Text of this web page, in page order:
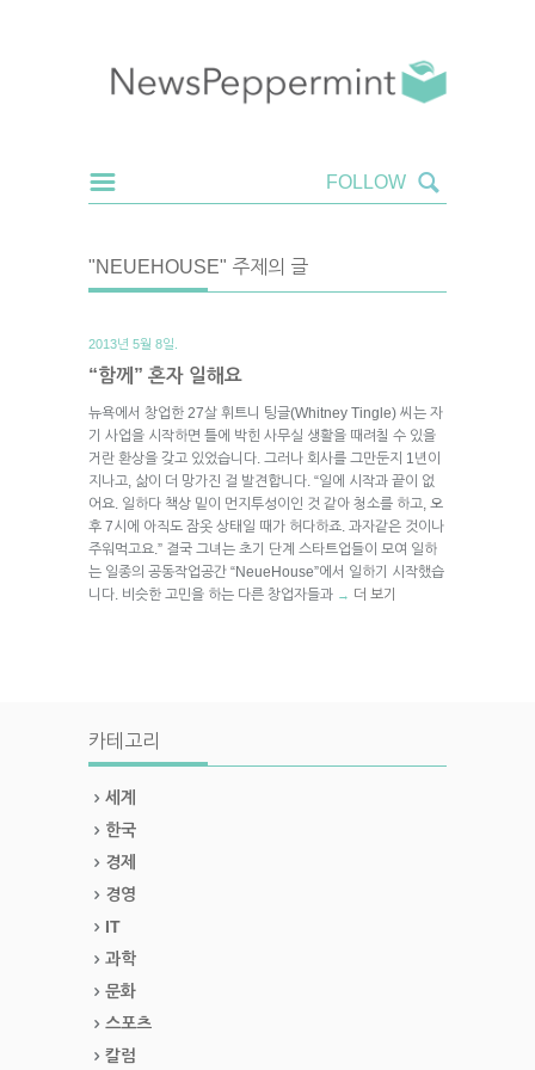
"NEUEHOUSE" 주제의 글
2013년 5월 8일.
“함께” 혼자 일해요
뉴욕에서 창업한 27살 휘트니 팅글(Whitney Tingle) 씨는 자
기 사업을 시작하면 틀에 박힌 사무실 생활을 때려칠 수 있을
거란 환상을 갖고 있었습니다. 그러나 회사를 그만둔지 1년이
지나고, 삶이 더 망가진 걸 발견합니다. “일에 시작과 끝이 없
어요. 일하다 책상 밑이 먼지투성이인 것 같아 청소를 하고, 오
후 7시에 아직도 잠옷 상태일 때가 허다하죠. 과자같은 것이나
주워먹고요.” 결국 그녀는 초기 단계 스타트업들이 모여 일하
는 일종의 공동작업공간 “NeueHouse”에서 일하기 시작했습
니다. 비슷한 고민을 하는 다른 창업자들과 → 더 보기
카테고리
세계
한국
경제
경영
IT
과학
문화
스포츠
칼럼